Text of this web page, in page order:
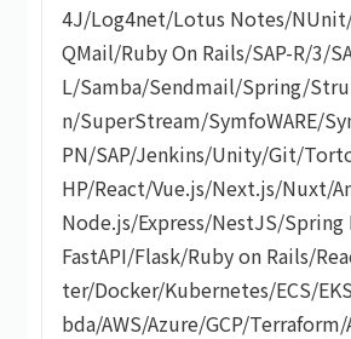
4J/Log4net/Lotus Notes/NUnit
QMail/Ruby On Rails/SAP-R/3/
L/Samba/Sendmail/Spring/
n/SuperStream/SymfoWARE/
PN/SAP/Jenkins/Unity/Git/
HP/React/Vue.js/Next.js/Nuxt/
Node.js/Express/NestJS/Spring
FastAPI/Flask/Ruby on Rails/
ter/Docker/Kubernetes/ECS/EKS
bda/AWS/Azure/GCP/Terraform/